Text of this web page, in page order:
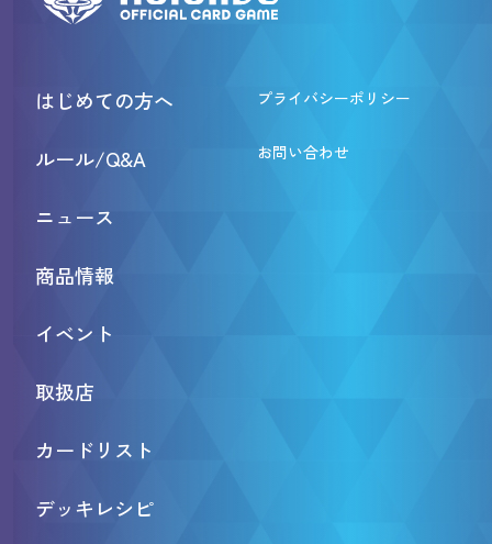
はじめての方へ
ルール/Q&A
ニュース
商品情報
イベント
取扱店
カードリスト
デッキレシピ
プライバシーポリシー
お問い合わせ